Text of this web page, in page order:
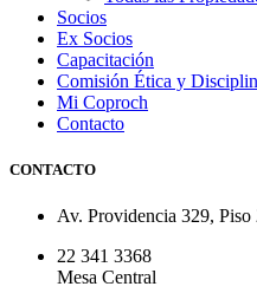
Socios
Ex Socios
Capacitación
Comisión Ética y
Mi Coproch
Contacto
CONTACTO
Av. Providencia 329, Piso
22 341 3368
Mesa Central